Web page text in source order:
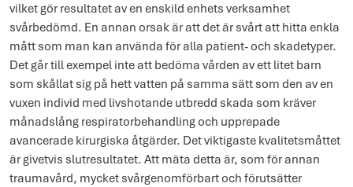
vilket gör resultatet av en enskild enhets verksamhet
svårbedömd. En annan orsak är att det är svårt att hitta enkla
mått som man kan använda för alla patient- och skadetyper.
Det går till exempel inte att bedöma vården av ett litet barn
som skållat sig på hett vatten på samma sätt som den av en
vuxen individ med livshotande utbredd skada som kräver
månadslång respiratorbehandling och upprepade
avancerade kirurgiska åtgärder. Det viktigaste kvalitetsmåttet
är givetvis slutresultatet. Att mäta detta är, som för annan
traumavård, mycket svårgenomförbart och förutsätter